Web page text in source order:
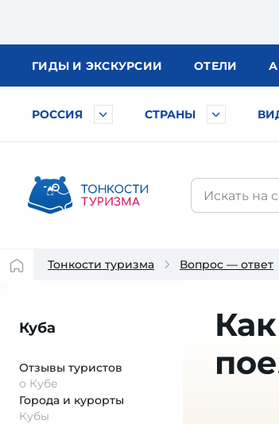
ГИДЫ И ЭКСКУРСИИ ОТЕЛИ
РОССИЯ СТРАНЫ
Тонкости туризма Вопрос — ответ
Куба
Отзывы туристов
о Кубе
Города и курорты
Кубы